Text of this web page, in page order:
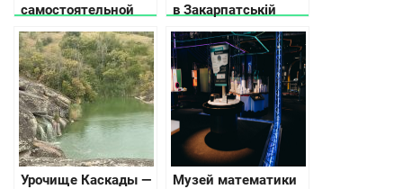
самостоятельной
прогулки по центру
Киева
в Закарпатській
області: для
бюджетного
відпочинку
Урочище Каскады —
Музей математики